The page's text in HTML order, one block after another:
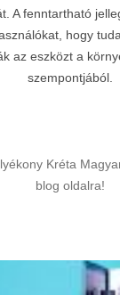
A fenntartható
hogy
az eszközt a
szempontjából.
Kréta
blog oldalra!